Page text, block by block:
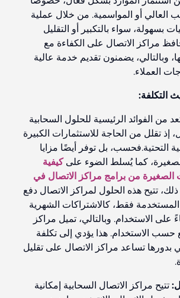
العالي أو المواسمية. من خلال عملية
بسهولة، سواء بالتكبير أو التقليل
مراكز الاتصال على الكفاءة مع
وبالتالي، يضمنون تقديم خدمة عالية
العملاء.
التكلفة:
من الفوائد الرئيسية للحلول السحابية
إذ تقلل من الحاجة للاستثمارات الكبيرة
التحتية.فحسب، بل توفر أيضًا مزايا
كما يُسلط الضوء على كيفية
الصغيرة من برامج مراكز الاتصال في
ذلك، تتيح هذه الحلول لمراكز الاتصال دفع
فقط، كالاشتراكات الشهرية
على الاستخدام. وبالتالي، تميل مراكز
حسب الاستخدام. هذا يؤدي إلى تكلفة
بدورها تساعد مراكز الاتصال على تقليل
تتيح مراكز الاتصال السحابية إمكانية